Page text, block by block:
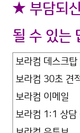
★ 부담되
될 수 있는
보라컴 데스크
보라컴 30초 견
보라컴 이메일
보라컴 1:1 상담